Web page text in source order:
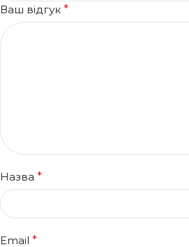
Ваш відгук *
Назва *
Email *